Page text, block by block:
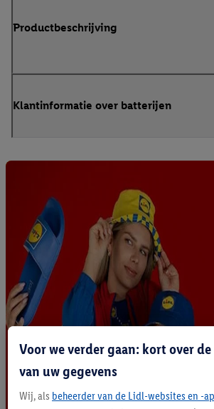
Productbeschrijving
Klantinformatie over batterijen
Voor we verder gaan: kort over
van uw gegevens
Wij, als beheerder van de Lidl-websites en -